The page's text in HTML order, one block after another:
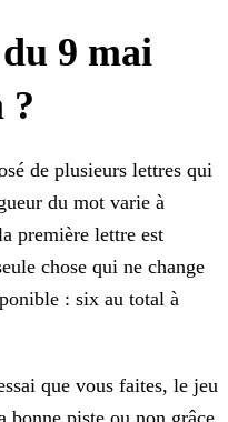
9 mai
?
de plusieurs lettres qui
du mot varie à
première lettre est
chose qui ne change
: six au total à
que vous faites, le jeu